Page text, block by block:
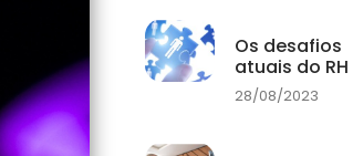
Os desafios
atuais do RH
28/08/2023